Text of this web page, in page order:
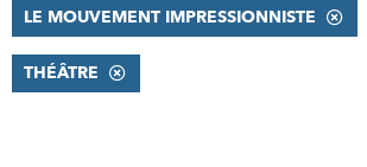
LE MOUVEMENT IMPRESSIONNISTE
THÉÂTRE